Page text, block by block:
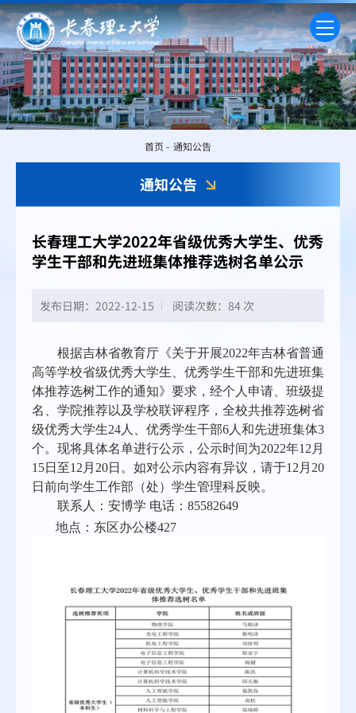
通知公告
首页 - 通知公告
长春理工大学2022年省级优秀大学生、优秀
学生干部和先进班集体推荐选树名单公示
发布日期：2022-12-15 阅读次数： 84 次
根据吉林省教育厅《关于开展2022年吉林省普通
高等学校省级优秀大学生、优秀学生干部和先进班集
体推荐选树工作的通知》要求，经个人申请、班级提
名、学院推荐以及学校联评程序，全校共推荐选树省
级优秀大学生24人、优秀学生干部6人和先进班集体3
个。 现将具体名单进行公示，公示时间为2022年12 月
15日至12 月 20日。如对公示内容有异议，请于12 月 20
日前向学生工作部（处）学生管理科反映。
联系人：安博学 电话：85582649
地点：东区办公楼427